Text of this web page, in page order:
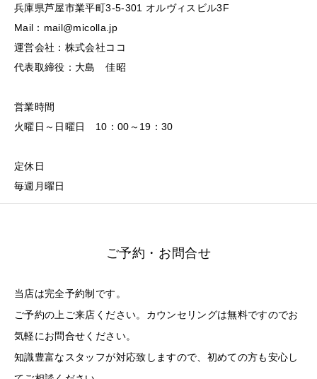
兵庫県芦屋市業平町3-5-301 オルヴィスビル3F
Mail：mail@micolla.jp
運営会社：株式会社ココ
代表取締役：大島 佳昭
営業時間
火曜日～日曜日 10：00～19：30
定休日
毎週月曜日
ご予約・お問合せ
当店は完全予約制です。
ご予約の上ご来店ください。カウンセリングは無料ですのでお
気軽にお問合せください。
知識豊富なスタッフが対応致しますので、初めての方も安心し